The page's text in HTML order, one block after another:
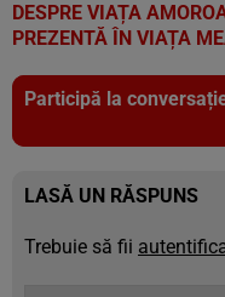
DESPRE VIAȚA
PREZENTĂ ÎN VIAȚA
Participă la
LASĂ UN RĂSPUNS
Trebuie să fii